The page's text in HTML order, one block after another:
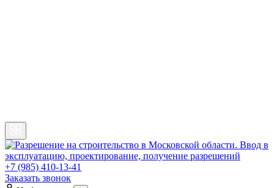
+7 (985) 410-13-41
Заказать звонок